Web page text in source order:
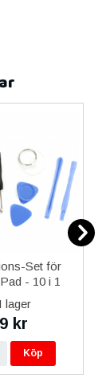
Set för
- 10 i 1
I lager
kr
Köp